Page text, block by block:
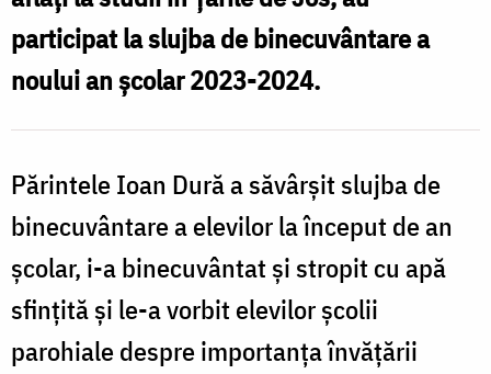
școlar
participat la slujba de binecuvântare a
noului an școlar 2023-2024.
Părintele Ioan Dură a săvârșit slujba de
binecuvântare a elevilor la început de an
școlar, i-a binecuvântat şi stropit cu apă
sfințită şi le-a vorbit elevilor școlii
parohiale despre importanța învățării